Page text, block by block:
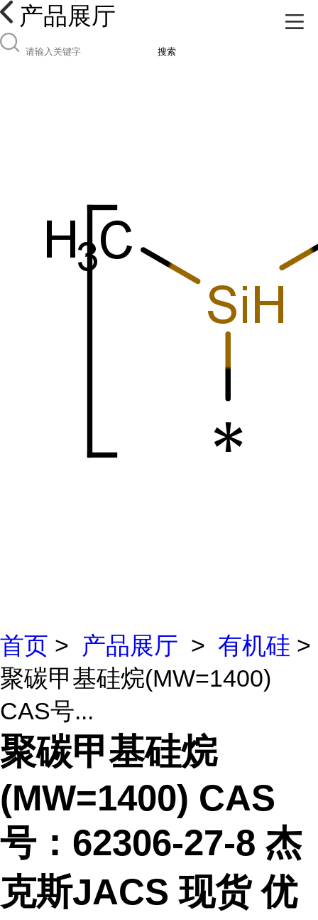
产品展厅
搜索
首页 > 产品展厅 > 有机硅 >
聚碳甲基硅烷(MW=1400)
CAS号...
聚碳甲基硅烷
(MW=1400) CAS
号：62306-27-8 杰
克斯JACS 现货 优